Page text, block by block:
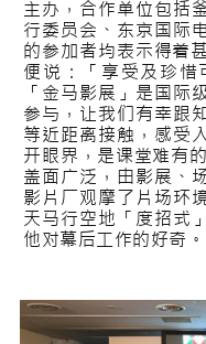
主办，合作单位包括
行委员会、东京国际
的参加者均表示得着
便说：「享受及珍惜
「金马影展」是国际
参与，让我们有幸跟
等近距离接触，感受
开眼界，是课堂难有
盖面广泛，由影展、
影片厂观摩了片场环
天马行空地「度招式
他对幕后工作的好奇。